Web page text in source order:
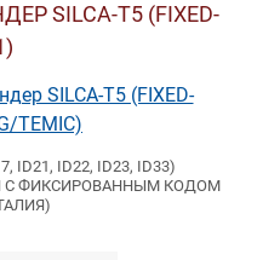
SILCA-T5 (FIXED-
ID21, ID22, ID23, ID33)
С ФИКСИРОВАННЫМ КОДОМ